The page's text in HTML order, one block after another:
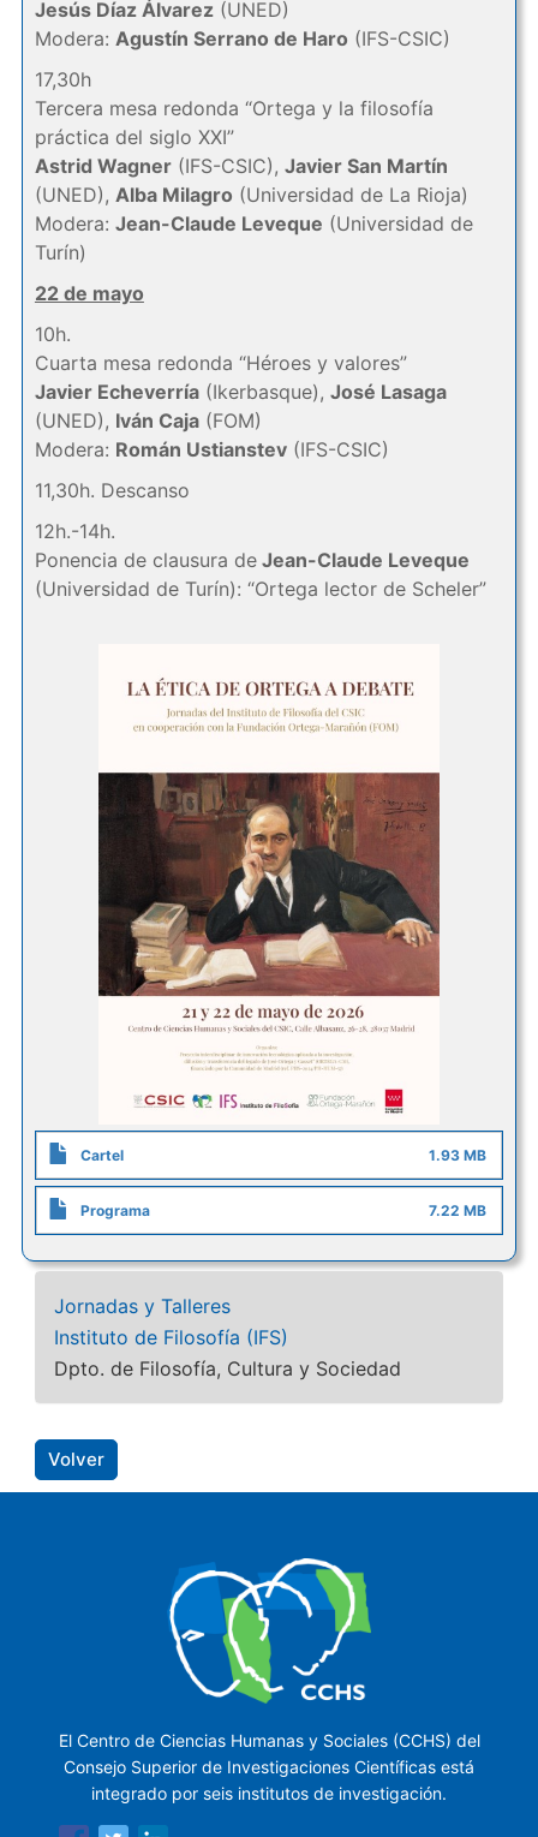
Jesús Díaz Álvarez(UNED)
Modera: Agustín Serrano de Haro (IFS-CSIC)
17,30h
Tercera mesa redonda “Ortega y la filosofía
práctica del siglo XXI”
Astrid Wagner(IFS-CSIC), Javier San Martín
(UNED), Alba Milagro (Universidad de La Rioja)
Modera: Jean-Claude Leveque (Universidad de
Turín)
22 de mayo
10h.
Cuarta mesa redonda “Héroes y valores”
Javier Echeverría(Ikerbasque), José Lasaga
(UNED), Iván Caja(FOM)
Modera: Román Ustianstev(IFS-CSIC)
11,30h. Descanso
12h.-14h.
Ponencia de clausura deJean-Claude Leveque
(Universidad de Turín): “Ortega lector de Scheler”
Cartel 1.93 MB
Programa 7.22 MB
Jornadas y Talleres
Instituto de Filosofía (IFS)
Dpto. de Filosofía, Cultura y Sociedad
Volver
El Centro de Ciencias Humanas y Sociales (CCHS) del
Consejo Superior de Investigaciones Científicas está
integrado por seis institutos de investigación.